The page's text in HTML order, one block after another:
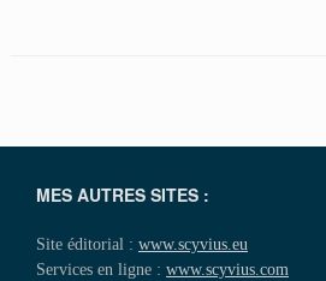
MES AUTRES SITES :
Site éditorial : www.scyvius.eu
Services en ligne : www.scyvius.com